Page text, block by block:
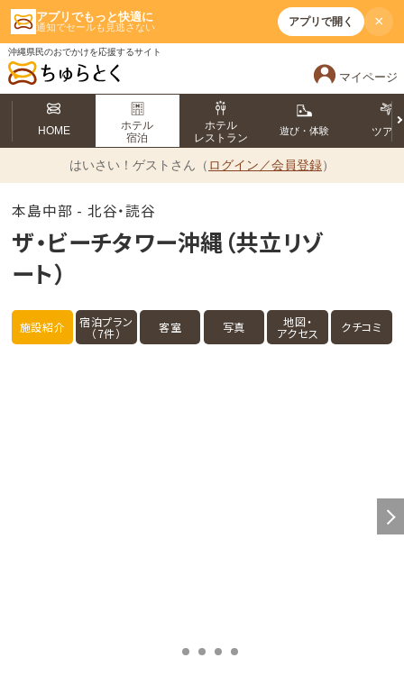
アプリでもっと快適に
通知でセールも見逃さない アプリで開く ×
沖縄県民のおでかけを応援するサイト
マイページ
HOME
ホテル
宿泊
ホテル
レストラン
遊び・体験 ツアー
はいさい！ ゲストさん（ ログイン／会員登録）
本島中部 - 北谷・読谷
ザ・ビーチタワー沖縄（共立リゾ
ート）
施設紹介 宿泊プラン
（7件） 客室 写真 地図・
アクセス クチコミ